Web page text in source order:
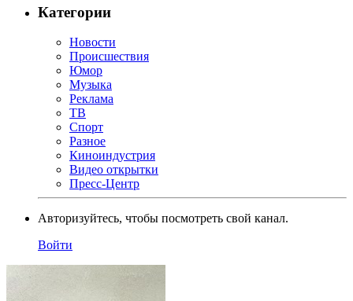
Категории
Новости
Происшествия
Юмор
Музыка
Реклама
ТВ
Спорт
Разное
Киноиндустрия
Видео открытки
Пресс-Центр
Авторизуйтесь, чтобы посмотреть свой канал.
Войти